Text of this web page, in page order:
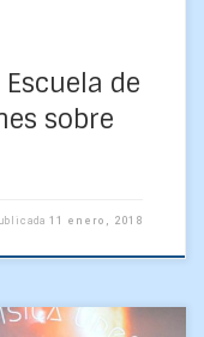
de
sobre
11 enero, 2018